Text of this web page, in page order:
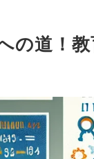
の道！